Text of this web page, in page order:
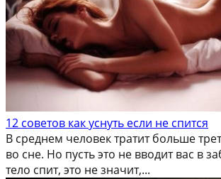
12 советов как уснуть если не спится
В среднем человек тратит больше
во сне. Но пусть это не вводит вас в
тело спит, это не значит,...